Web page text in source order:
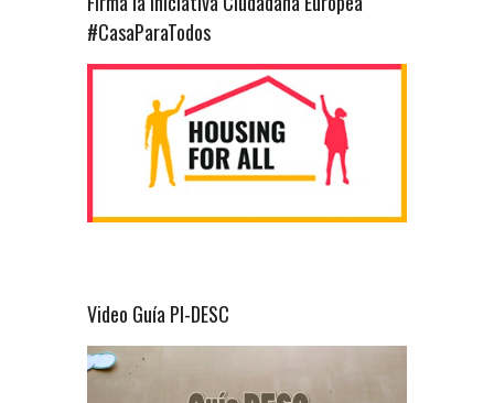
#CasaParaTodos
Video Guía PI-DESC